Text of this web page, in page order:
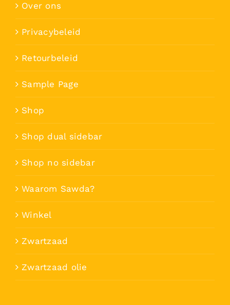
Over ons
Privacybeleid
Retourbeleid
Sample Page
Shop
Shop dual sidebar
Shop no sidebar
Waarom Sawda?
Winkel
Zwartzaad
Zwartzaad olie